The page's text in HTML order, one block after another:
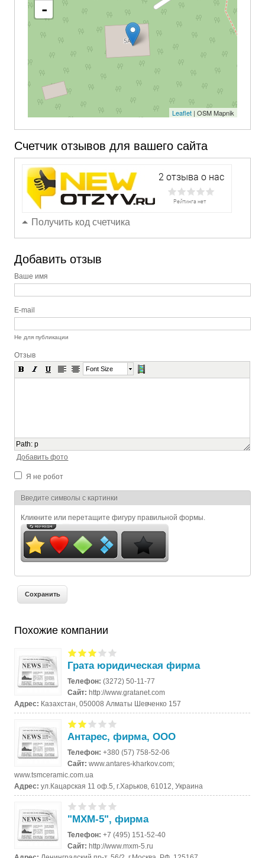
-
Leaflet| OSM Mapnik
Счетчик отзывов для вашего сайта
Получить код счетчика
Добавить отзыв
Ваше имя
E-mail
Не для публикации
Отзыв
Font Size
Path:p
Добавить фото
Я не робот
Я спамер
Введите символы с картинки
Кликните или перетащите фигуру правильной формы.
Похожие компании
Грата юридическая фирма
Телефон:(3272) 50-11-77
Сайт:http://www.gratanet.com
Адрес: Казахстан, 050008 Алматы Шевченко 157
Антарес, фирма, ООО
Телефон:+380 (57) 758-52-06
Сайт:www.antares-kharkov.com;
www.tsmceramic.com.ua
Адрес:ул.Кацарская 11 оф.5, г.Харьков, 61012, Украина
"MXM-5", фирма
Телефон:+7 (495) 151-52-40
Сайт:http://www.mxm-5.ru